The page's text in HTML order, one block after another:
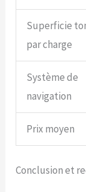
Superficie
par charge
Système de
navigation
Prix moyen
Conclusion et